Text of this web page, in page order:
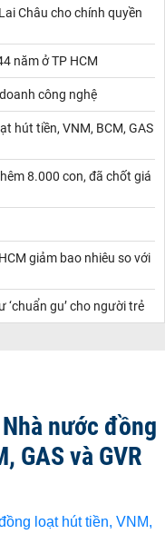
Châu cho chính quyền
năm ở TP HCM
công nghệ
hút tiền, VNM, BCM, GAS
8.000 con, đã chốt giá
giảm bao nhiêu so với
‘chuẩn gu’ cho người trẻ
nước đồng
GAS và GVR